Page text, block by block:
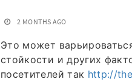
2 MONTHS AGO
Это может
стойкости и других
посетителей так http://